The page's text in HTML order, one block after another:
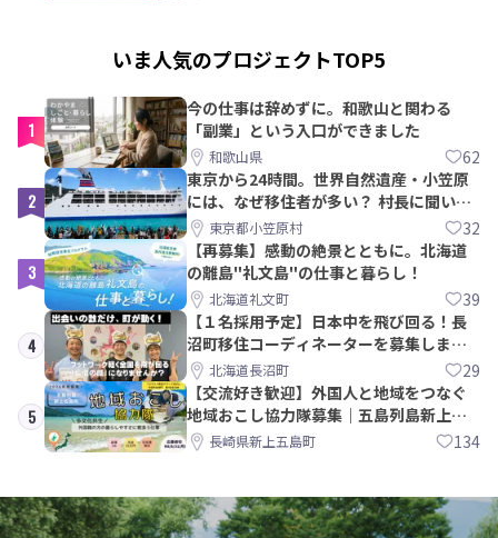
いま人気のプロジェクトTOP5
1
今の仕事は辞めずに。和歌山と関わる
「副業」という入口ができました
和歌山県 62
2
東京から24時間。世界自然遺産・小笠原
には、なぜ移住者が多い？ 村長に聞いて
みた東京都小笠原村 32
3
【再募集】感動の絶景とともに。北海道
の離島"礼文島"の仕事と暮らし！
北海道礼文町 39
4
【１名採用予定】日本中を飛び回る！長
沼町移住コーディネーターを募集しま
す！北海道長沼町 29
5
【交流好き歓迎】外国人と地域をつなぐ
地域おこし協力隊募集｜五島列島新上五
島町長崎県新上五島町 134